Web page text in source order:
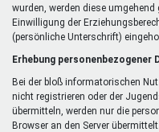
wurden, werden diese
Einwilligung der
(persönliche Unterschrift)
Erhebung personenbezogener
Bei der bloß informatorischen
nicht registrieren oder der
übermitteln, werden nur die
Browser an den Server